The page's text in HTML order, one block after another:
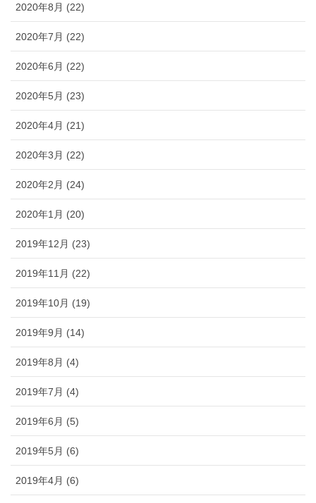
2020年8月 (22)
2020年7月 (22)
2020年6月 (22)
2020年5月 (23)
2020年4月 (21)
2020年3月 (22)
2020年2月 (24)
2020年1月 (20)
2019年12月 (23)
2019年11月 (22)
2019年10月 (19)
2019年9月 (14)
2019年8月 (4)
2019年7月 (4)
2019年6月 (5)
2019年5月 (6)
2019年4月 (6)